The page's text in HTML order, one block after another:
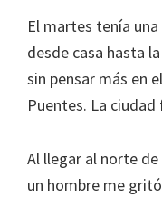
El martes tenía
desde casa hasta
sin pensar más en
Puentes. La
Al llegar al norte
un hombre me